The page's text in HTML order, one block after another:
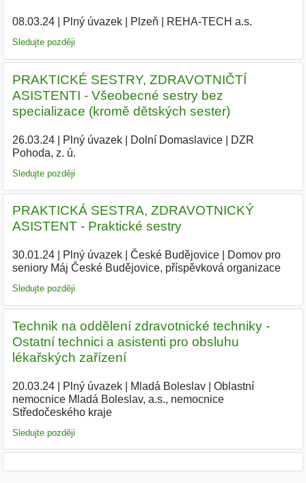
08.03.24| Plný úvazek| Plzeň REHA-TECH a.s.
Sledujte později
PRAKTICKÉ SESTRY, ZDRAVOTNIČTÍ
ASISTENTI - Všeobecné sestry bez
specializace (kromě dětských sester)
26.03.24| Plný úvazek| Dolní Domaslavice|
DZR
Pohoda, z. ú.
Sledujte později
PRAKTICKÁ SESTRA, ZDRAVOTNICKÝ
ASISTENT - Praktické sestry
30.01.24| Plný úvazek| České Budějovice|
Domov pro
seniory Máj České Budějovice, příspěvková organizace|
Sledujte později
Technik na oddělení zdravotnické techniky -
Ostatní technici a asistenti pro obsluhu
lékařských zařízení
20.03.24| Plný úvazek| Mladá Boleslav|
Oblastní
nemocnice Mladá Boleslav, a.s., nemocnice
Středočeského kraje|
Sledujte později